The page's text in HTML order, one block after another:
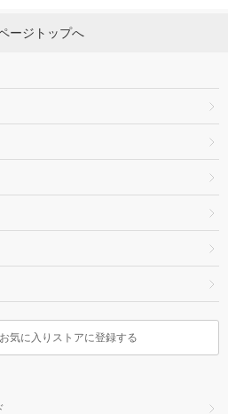
ージトップへ
気に入りストアに登録する